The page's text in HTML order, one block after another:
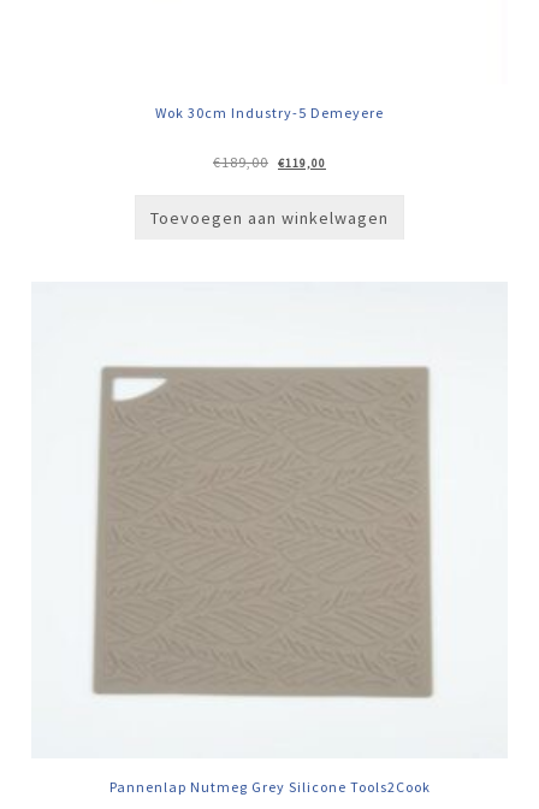
Wok 30cm Industry-5 Demeyere
€189,00
Oorspronkelijke
prijs
€119,00
prijs
Toevoegen aan winkelwagen
Pannenlap Nutmeg Grey Silicone Tools2Cook